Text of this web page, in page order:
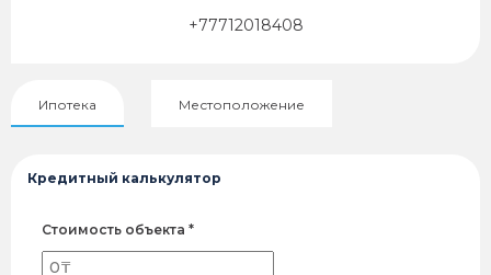
+77712018408
Ипотека Местоположение
Кредитный калькулятор
Стоимость объекта *